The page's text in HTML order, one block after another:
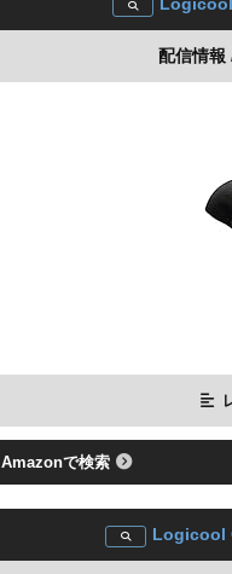
Logicool
配信情報
Amazonで検索
Logicool